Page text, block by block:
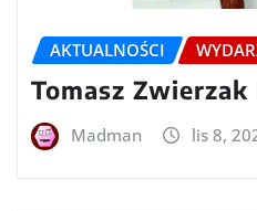
AKTUALNOŚCI
Tomasz Zwierzak
Madman lis 8,